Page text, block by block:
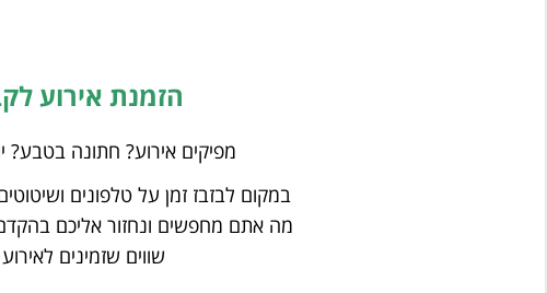
הזמנת אירוע
מפיקים אירוע? חתונה בטבע?
במקום לבזבז זמן על טלפונים
מה אתם מחפשים ונחזור אליכם
שווים שזמינים